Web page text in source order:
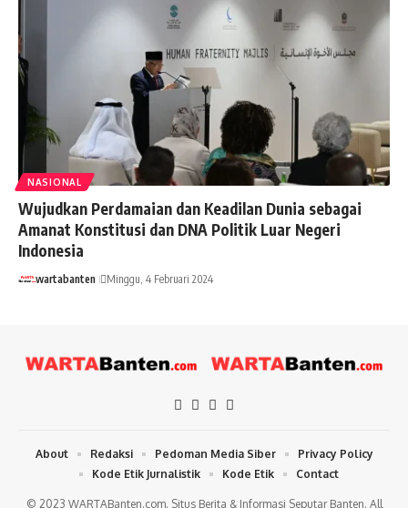
NASIONAL
Wujudkan Perdamaian dan Keadilan Dunia sebagai
Amanat Konstitusi dan DNA Politik Luar Negeri
Indonesia
wartabanten Minggu, 4 Februari 2024
© 2023 WARTABanten.com. Situs Berita & Informasi Seputar Banten. All
About Redaksi Pedoman Media Siber
Privacy Policy
Kode Etik Jurnalistik
Kode Etik Contact